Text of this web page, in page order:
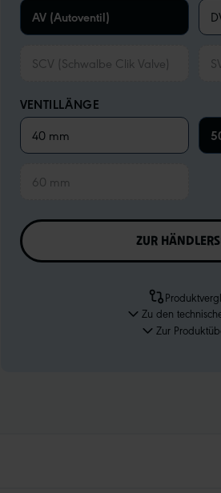
AV (Autoventil)
SCV (Schwalbe Clik Valve)
VENTILLÄNGE
40 mm
60 mm
ZUR
Zu den
Zur